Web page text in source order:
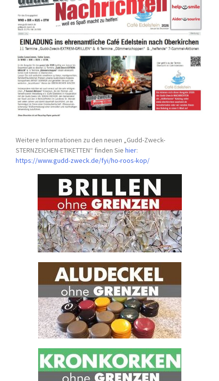
Weitere Informationen zu den neuen „Gudd-Zweck-
STERNZEICHEN-ETIKETTEN“ finden Siehier:
https://www.gudd-zweck.de/fyi/ho-roos-kop/